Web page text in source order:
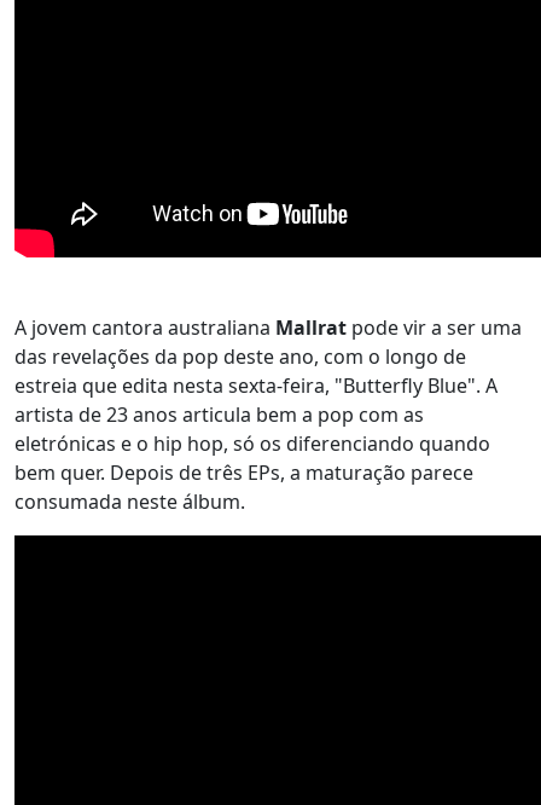
A jovem cantora australiana Mallrat pode vir a ser uma
das revelações da pop deste ano, com o longo de
estreia que edita nesta sexta-feira, "Butterfly Blue". A
artista de 23 anos articula bem a pop com as
eletrónicas e o hip hop, só os diferenciando quando
bem quer. Depois de três EPs, a maturação parece
consumada neste álbum.